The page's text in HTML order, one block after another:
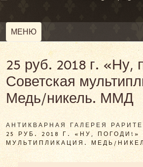
МЕНЮ
25 руб. 2018 г. «Ну,
Советская
Медь/никель. ММД
АНТИКВАРНАЯ ГАЛЕРЕЯ
25 РУБ. 2018 Г. «НУ, ПОГОДИ!»
МУЛЬТИПЛИКАЦИЯ. МЕДЬ/